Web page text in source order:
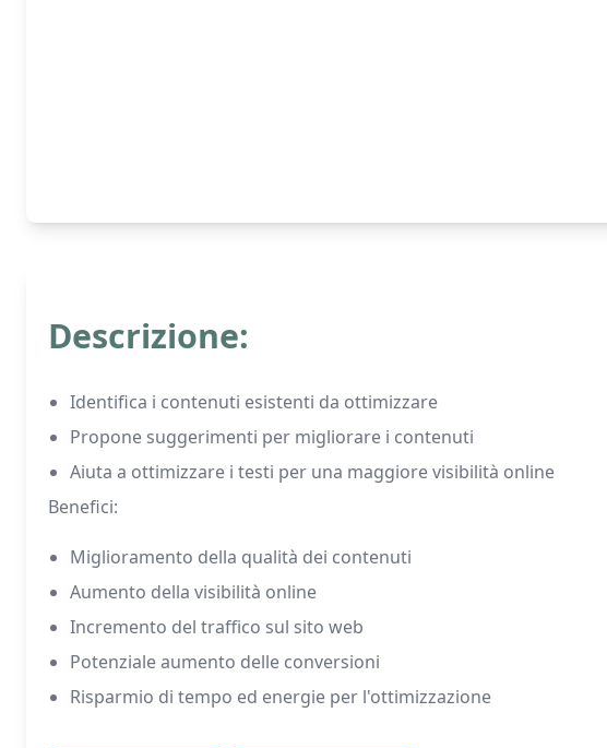
Descrizione:
Identifica i contenuti esistenti da ottimizzare
Propone suggerimenti per migliorare i contenuti
Aiuta a ottimizzare i testi per una maggiore visibilità online
Benefici:
Miglioramento della qualità dei contenuti
Aumento della visibilità online
Incremento del traffico sul sito web
Potenziale aumento delle conversioni
Risparmio di tempo ed energie per l'ottimizzazione